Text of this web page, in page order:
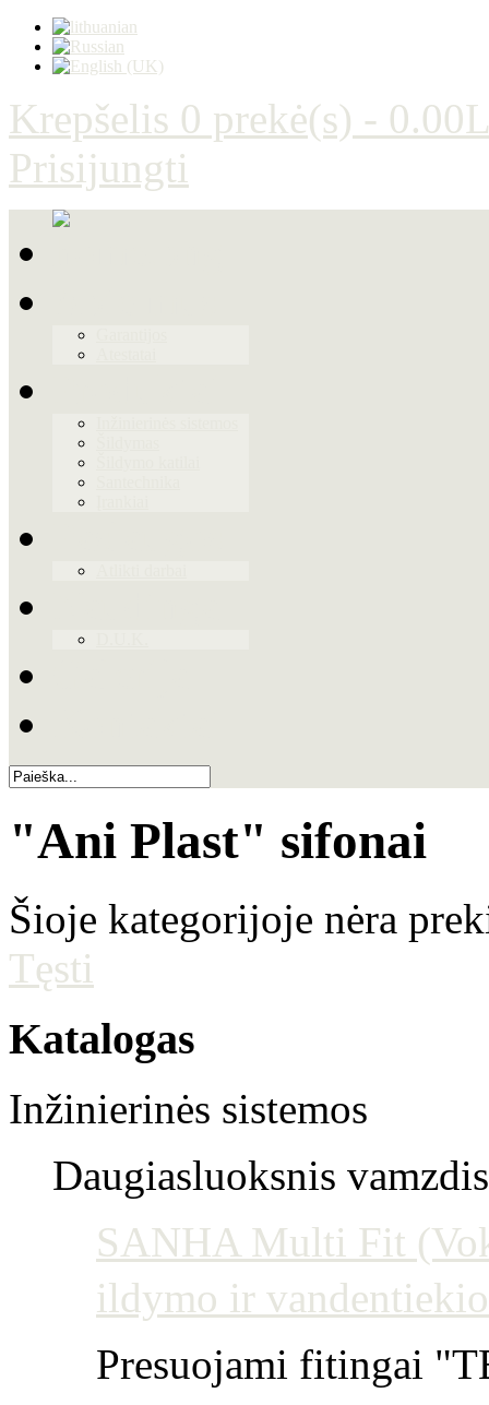
Krepšelis 0 prekė(s) -
Prisijungti
"Ani Plast" sifonai
Šioje kategorijoje nėra
Tęsti
Katalogas
Inžinierinės sistemos
Daugiasluoksnis
SANHA Multi Fit
ildymo ir
Presuojami fitingai